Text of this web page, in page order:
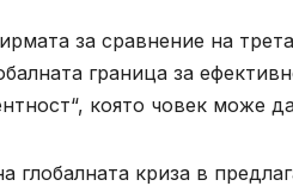
за сравнение на
граница за
която човек може
глобалната криза в